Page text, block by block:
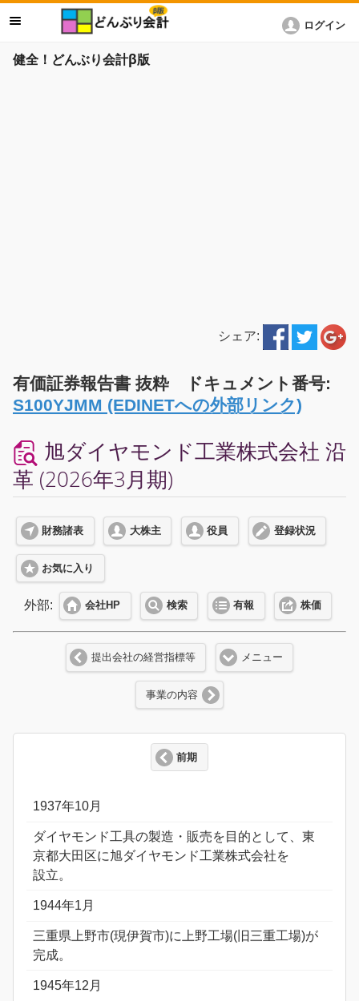
健全！どんぶり会計β版
ログイン
シェア:
有価証券報告書 抜粋 ドキュメント番号:
S100YJMM (EDINETへの外部リンク)
旭ダイヤモンド工業株式会社 沿
革 (2026年3月期)
財務諸表 大株主 役員 登録状況
お気に入り
外部: 会社HP 検索 有報 株価
提出会社の経営指標等 メニュー
事業の内容
前期
1937年10月
ダイヤモンド工具の製造・販売を目的として、東
京都大田区に旭ダイヤモンド工業株式会社を
設立。
1944年1月
三重県上野市(現伊賀市)に上野工場(旧三重工場)が
完成。
1945年12月